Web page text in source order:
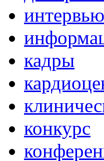
интервью
кадры
конкурс